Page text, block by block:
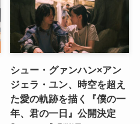
シュー・グァンハン×アン
ジェラ・ユン、時空を超え
た愛の軌跡を描く『僕の一
年、君の一日』公開決定